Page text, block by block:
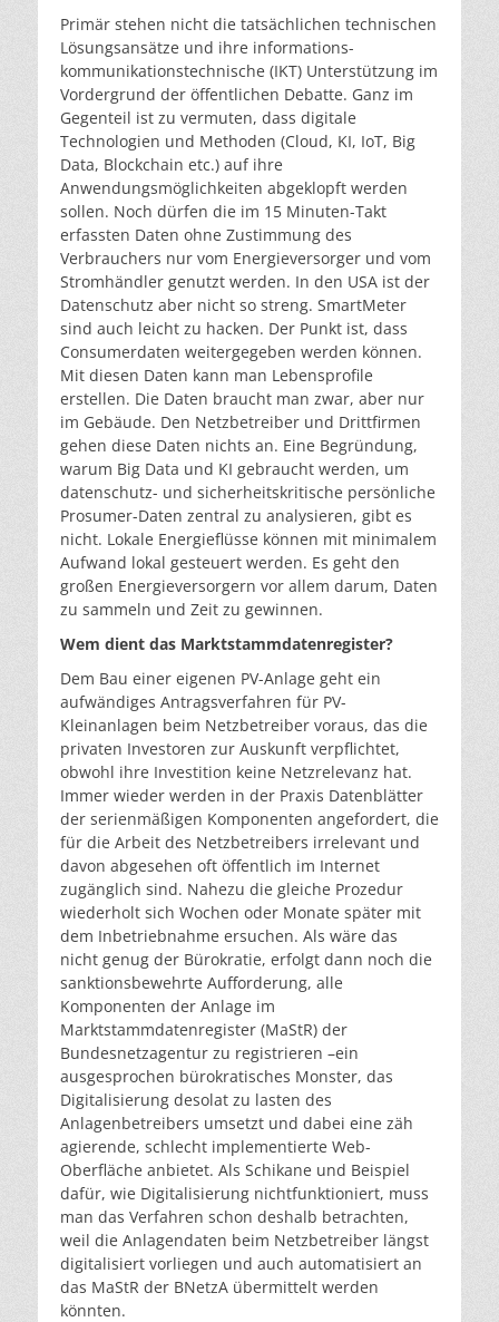
Primär stehen nicht die tatsächlichen technischen
Lösungsansätze und ihre informations-
kommunikationstechnische (IKT) Unterstützung im
Vordergrund der öffentlichen Debatte. Ganz im
Gegenteil ist zu vermuten, dass digitale
Technologien und Methoden (Cloud, KI, IoT, Big
Data, Blockchain etc.) auf ihre
Anwendungsmöglichkeiten abgeklopft werden
sollen. Noch dürfen die im 15 Minuten-Takt
erfassten Daten ohne Zustimmung des
Verbrauchers nur vom Energieversorger und vom
Stromhändler genutzt werden. In den USA ist der
Datenschutz aber nicht so streng. SmartMeter
sind auch leicht zu hacken. Der Punkt ist, dass
Consumerdaten weitergegeben werden können.
Mit diesen Daten kann man Lebensprofile
erstellen. Die Daten braucht man zwar, aber nur
im Gebäude. Den Netzbetreiber und Drittfirmen
gehen diese Daten nichts an. Eine Begründung,
warum Big Data und KI gebraucht werden, um
datenschutz- und sicherheitskritische persönliche
Prosumer-Daten zentral zu analysieren, gibt es
nicht. Lokale Energieflüsse können mit minimalem
Aufwand lokal gesteuert werden. Es geht den
großen Energieversorgern vor allem darum, Daten
zu sammeln und Zeit zu gewinnen.
Wem dient das Marktstammdatenregister?
Dem Bau einer eigenen PV-Anlage geht ein
aufwändiges Antragsverfahren für PV-
Kleinanlagen beim Netzbetreiber voraus, das die
privaten Investoren zur Auskunft verpflichtet,
obwohl ihre Investition keine Netzrelevanz hat.
Immer wieder werden in der Praxis Datenblätter
der serienmäßigen Komponenten angefordert, die
für die Arbeit des Netzbetreibers irrelevant und
davon abgesehen oft öffentlich im Internet
zugänglich sind. Nahezu die gleiche Prozedur
wiederholt sich Wochen oder Monate später mit
dem Inbetriebnahme ersuchen. Als wäre das
nicht genug der Bürokratie, erfolgt dann noch die
sanktionsbewehrte Aufforderung, alle
Komponenten der Anlage im
Marktstammdatenregister (MaStR) der
Bundesnetzagentur zu registrieren –ein
ausgesprochen bürokratisches Monster, das
Digitalisierung desolat zu lasten des
Anlagenbetreibers umsetzt und dabei eine zäh
agierende, schlecht implementierte Web-
Oberfläche anbietet. Als Schikane und Beispiel
dafür, wie Digitalisierung nichtfunktioniert, muss
man das Verfahren schon deshalb betrachten,
weil die Anlagendaten beim Netzbetreiber längst
digitalisiert vorliegen und auch automatisiert an
das MaStR der BNetzA übermittelt werden
könnten.